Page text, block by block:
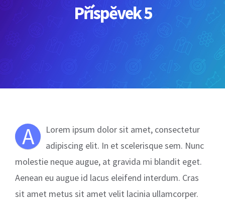
Příspěvek 5
A
Lorem ipsum dolor sit amet, consectetur
adipiscing elit. In et scelerisque sem. Nunc
molestie neque augue, at gravida mi blandit eget.
Aenean eu augue id lacus eleifend interdum. Cras
sit amet metus sit amet velit lacinia ullamcorper.